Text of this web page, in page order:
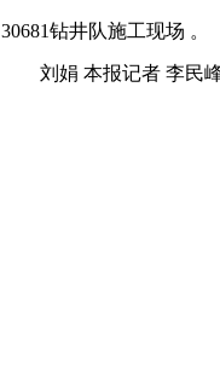
30681钻井队施工现场 。
刘娟 本报记者 李民